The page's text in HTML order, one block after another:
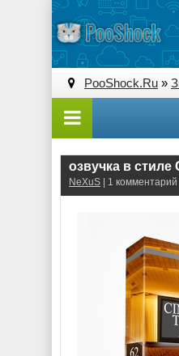
PooShock.Ru »
озвучка в стиле
NeXuS | 1